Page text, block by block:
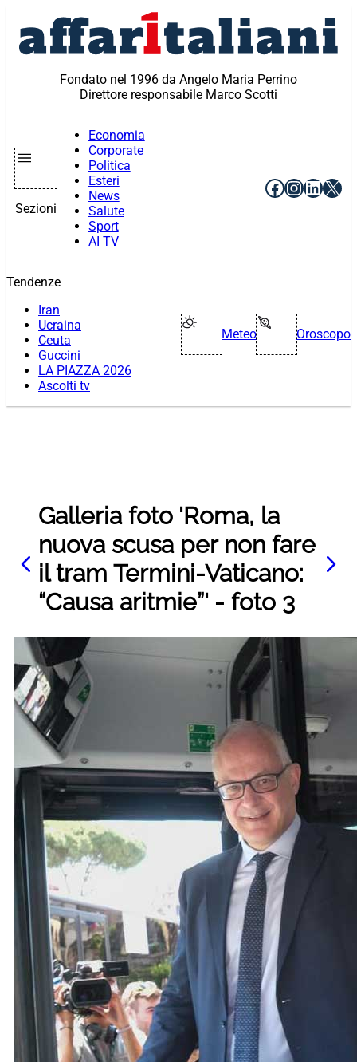
contenuto
Fondato nel 1996 da Angelo Maria Perrino
Direttore responsabile Marco Scotti
Sezioni
Economia
Corporate
Politica
Esteri
News
Salute
Sport
AI TV
Facebook
X
Tendenze
Iran
Ucraina
Ceuta
Guccini
LA PIAZZA 2026
Ascolti tv
Meteo Oroscopo
Galleria foto 'Roma, la
nuova scusa per non fare
il tram Termini-Vaticano:
“Causa aritmie”' - foto 3